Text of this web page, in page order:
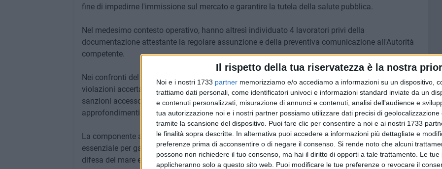
Il rispetto della tua riservatezza è la nostra
Noi e i nostri 1733 partner memorizziamo e/o accediamo a informazioni su un dispositivo,
trattiamo dati personali, come identificatori univoci e informazioni standard inviate da un
e contenuti personalizzati, misurazione di annunci e contenuti, analisi dell'audience e
tua autorizzazione noi e i nostri partner possiamo utilizzare dati precisi di geolocalizzazione
tramite la scansione del dispositivo. Puoi fare clic per consentire a noi e ai nostri 1733
le finalità sopra descritte. In alternativa puoi accedere a informazioni più dettagliate e
preferenze prima di acconsentire o di negare il consenso. Si rende noto che alcuni
possono non richiedere il tuo consenso, ma hai il diritto di opporti a tale trattamento. Le tue
applicheranno solo a questo sito web. Puoi modificare le tue preferenze o revocare il
fine di impedirne l'immissione sul mercato e garantire la tutela della salute pubblica.
Nel medesimo contesto operativo, hanno altresì individuato 4 lavoratori privi della
documentazione attestante la regolare assunzione e della preventiva comunicazione all'Autorità
competente.
Nei confronti del titolare della pescheria sono state avviate le procedure di contestazione delle
violazioni accertate e la segnalazione agli enti competenti per l'applicazione delle relative
sanzioni accessorie per la sospensione dell'attività commerciale. Sono in corso ulteriori
approfondimenti volti a rilevare eventuali violazioni di carattere fiscale.
La componente aeronavale della Guardia di Finanza, quale Polizia del Mare, si conferma
essenziale per garantire una presenza costante e capillare, 24 ore su 24, 365 giorni l'anno, a
difesa del mare e dell'ambiente a tutela dei cittadini e della legalità economico finanziaria.